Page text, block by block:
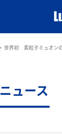
世界初 素粒子ミュオン
ニュース